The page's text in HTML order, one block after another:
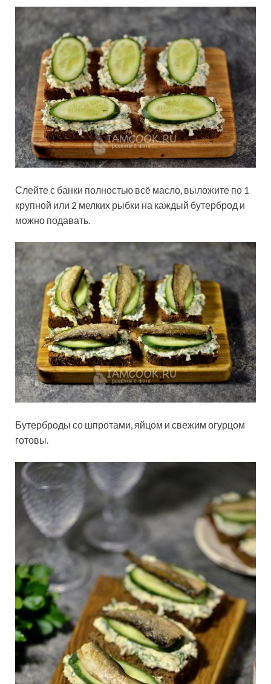
Слейте с банки полностью всё масло, выложите по 1
крупной или 2 мелких рыбки на каждый бутерброд и
можно подавать.
Бутерброды со шпротами, яйцом и свежим огурцом
готовы.